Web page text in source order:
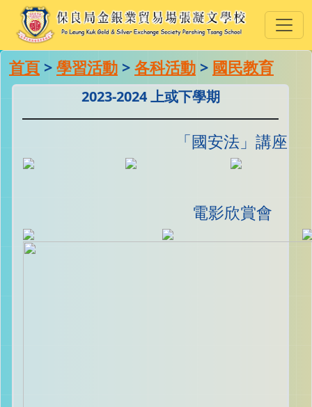
首頁 > 學習活動 > 各科活動 > 國民教育
2023-2024 上或下學期
「國安法」講座
電影欣賞會